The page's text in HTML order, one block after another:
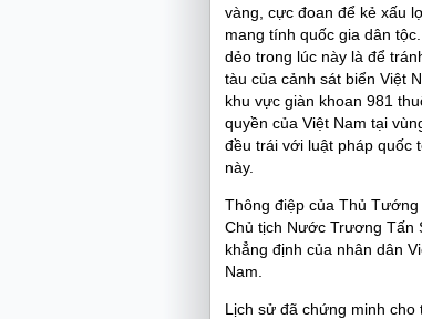
vàng, cực đoan để kẻ xấu
mang tính quốc gia dân
dẻo trong lúc này là để
tàu của cảnh sát biển Việt
khu vực giàn khoan 981
quyền của Việt Nam tại
đều trái với luật pháp quốc
này.
Thông điệp của Thủ
Chủ tịch Nước Trương Tấn
khẳng định của nhân dân
Nam.
Lịch sử đã chứng minh